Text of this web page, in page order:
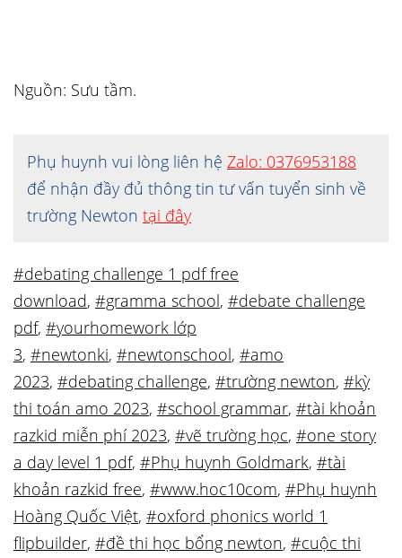
Nguồn: Sưu tầm.
Phụ huynh vui lòng liên hệ Zalo: 0376953188
để nhận đầy đủ thông tin tư vấn tuyển sinh về
trường Newton tại đây
#debating challenge 1 pdf free
download, #gramma school, #debate challenge
pdf, #yourhomework lớp
3, #newtonki, #newtonschool, #amo
2023, #debating challenge, #trường newton, #kỳ
thi toán amo 2023, #school grammar, #tài khoản
razkid miễn phí 2023, #vẽ trường học, #one story
a day level 1 pdf, #Phụ huynh Goldmark, #tài
khoản razkid free, #www.hoc10com, #Phụ huynh
Hoàng Quốc Việt, #oxford phonics world 1
flipbuilder, #đề thi học bổng newton, #cuộc thi